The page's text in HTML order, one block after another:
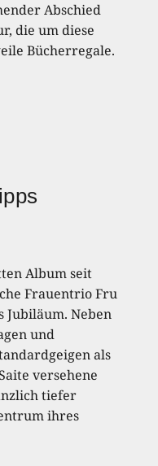
Abschied
die um diese
Bücherregale.
Album seit
Frauentrio Fru
Jubiläum. Neben
und
als
versehene
tiefer
ihres